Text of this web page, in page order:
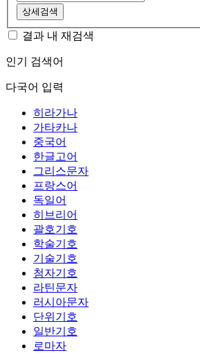
상세검색
결과 내 재검색
인기 검색어
다국어 입력
히라가나
가타카나
중국어
한글고어
그리스문자
프랑스어
독일어
히브리어
괄호기호
학술기호
기술기호
첨자기호
라틴문자
러시아문자
단위기호
일반기호
로마자